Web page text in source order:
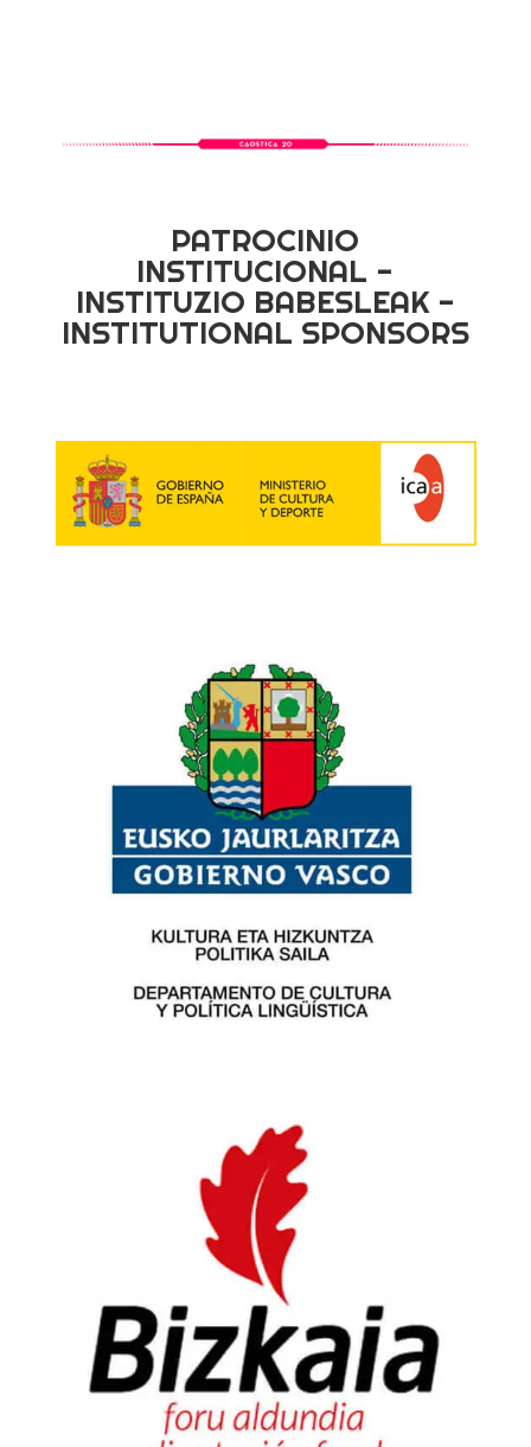
PATROCINIO
INSTITUCIONAL -
INSTITUZIO BABESLEAK -
INSTITUTIONAL SPONSORS